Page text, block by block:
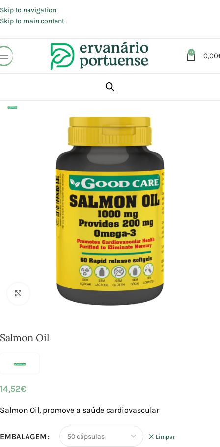
Skip to navigation
Skip to main content
0 0,00
Suplementos alimentares
Click to enlarge
Salmon Oil
14,52€
Salmon Oil, promove a saúde cardiovascular
EMBALAGEM Limpar